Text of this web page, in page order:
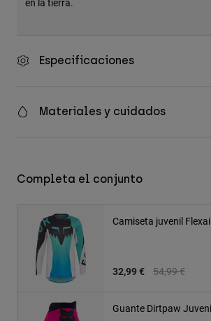
Especificaciones
Materiales y cuidados
Completa el conjunto
Camiseta juvenil
Price reduced
54,99 €to
32,99 €
Guante Dirtpaw